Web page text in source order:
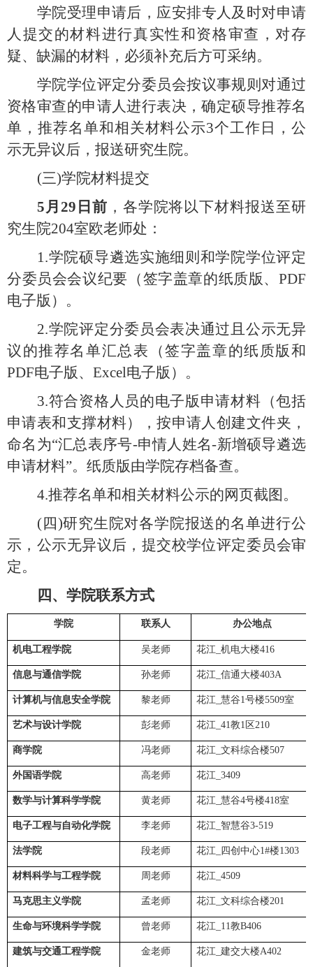
学院受理申请后，应安排专人及时对申请
人提交的材料进行真实性和资格审查，对存
疑、缺漏的材料，必须补充后方可采纳。
学院学位评定分委员会按议事规则对通过
资格审查的申请人进行表决，确定硕导推荐名
单，推荐名单和相关材料公示3个工作日，公
示无异议后，报送研究生院。
(三)学院材料提交
5 月 29 日前 ，各学院将以下材料报送至研
究生院204室欧老师处 ：
1.学院硕导遴选实施细则和学院学位评定
分委员会会议纪要（签字盖章的纸质版、 PDF
电子版）。
2.学院评定分委员会表决通过且公示无异
议的推荐名单汇总表（签字盖章的纸质版和
PDF电子版、 Excel电子版）。
3.符合资格人员的电子版申请材料（包括
申请表和支撑材料），按申请人创建文件夹，
命名为“汇总表序号-申情人姓名-新增硕导遴选
申请材料”。纸质版由学院存档备查。
4.推荐名单和相关材料公示的网页截图。
(四)研究生院对各学院报送的名单进行公
示，公示无异议后，提交校学位评定委员会审
定。
四、 学院联系方式
学院 联系人 办公地点
机电工程学院 吴老师 花江_机电大楼416
信息与通信学院 孙老师 花江_信通大楼403A
计算机与信息安全学院 黎老师 花江_慧谷1号楼5509室
艺术与设计学院 彭老师 花江_41教1区210
商学院 冯老师 花江_文科综合楼507
外国语学院 高老师 花江_3409
数学与计算科学学院 黄老师 花江_慧谷4号楼418室
电子工程与自动化学院 李老师 花江_智慧谷3-519
法学院 段老师 花江_四创中心1#楼1303
材料科学与工程学院 周老师 花江_4509
马克思主义学院 孟老师 花江_文科综合楼201
生命与环境科学学院 曾老师 花江_11教B406
建筑与交通工程学院 金老师 花江_建交大楼A402